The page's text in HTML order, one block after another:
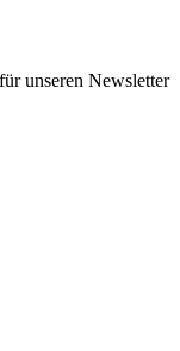
unseren Newsletter